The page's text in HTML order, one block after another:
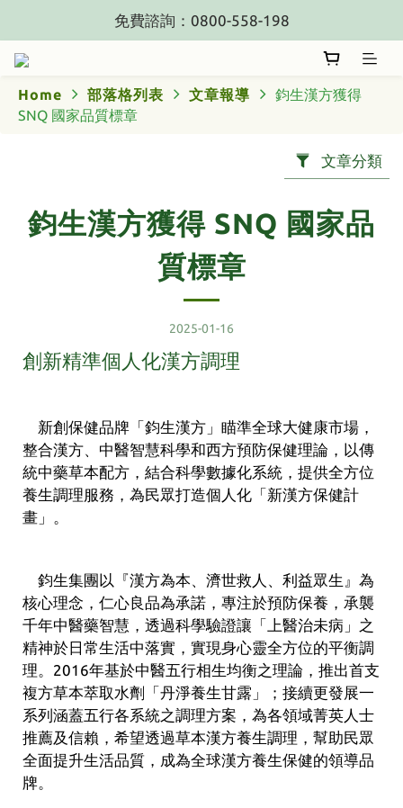
免費諮詢：0800-558-198
Home 部落格列表 文章報導
鈞生漢方獲得
SNQ 國家品質標章
文章分類
鈞生漢方獲得 SNQ 國家品
質標章
2025-01-16
創新精準個人化漢方調理
新創保健品牌「鈞生漢方」瞄準全球大健康市場，
整合漢方、中醫智慧科學和西方預防保健理論，以傳
統中藥草本配方，結合科學數據化系統，提供全方位
養生調理服務，為民眾打造個人化「新漢方保健計
畫」。
鈞生集團以『漢方為本、濟世救人、利益眾生』為
核心理念，仁心良品為承諾，專注於預防保養，承襲
千年中醫藥智慧，透過科學驗證讓「上醫治未病」之
精神於日常生活中落實，實現身心靈全方位的平衡調
理。2016年基於中醫五行相生均衡之理論，推出首支
複方草本萃取水劑「丹淨養生甘露」；接續更發展一
系列涵蓋五行各系統之調理方案，為各領域菁英人士
推薦及信賴，希望透過草本漢方養生調理，幫助民眾
全面提升生活品質，成為全球漢方養生保健的領導品
牌。